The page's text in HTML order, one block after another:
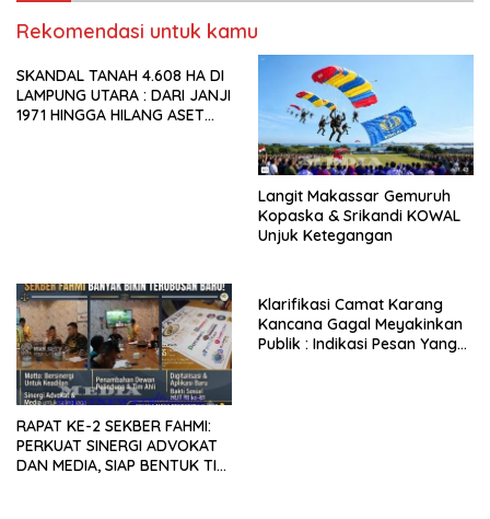
Rekomendasi untuk kamu
SKANDAL TANAH 4.608 HA DI
LAMPUNG UTARA : DARI JANJI
1971 HINGGA HILANG ASET
Langit Makassar Gemuruh
Kopaska & Srikandi KOWAL
Unjuk Ketegangan
RAPAT KE-2 SEKBER FAHMI:
PERKUAT SINERGI ADVOKAT
DAN MEDIA, SIAP BENTUK TIM
Klarifikasi Camat Karang
Kancana Gagal Meyakinkan
Publik : Indikasi Pesan Yang